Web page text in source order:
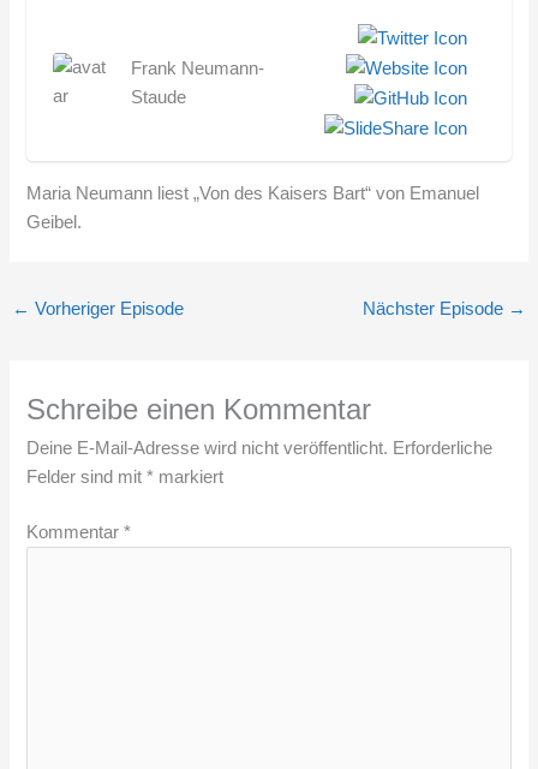
Frank Neumann-
Staude
Maria Neumann liest „Von des Kaisers Bart“ von Emanuel
Geibel.
← Vorheriger Episode Nächster Episode →
Schreibe einen Kommentar
Deine E-Mail-Adresse wird nicht veröffentlicht. Erforderliche
Felder sind mit* markiert
Kommentar*